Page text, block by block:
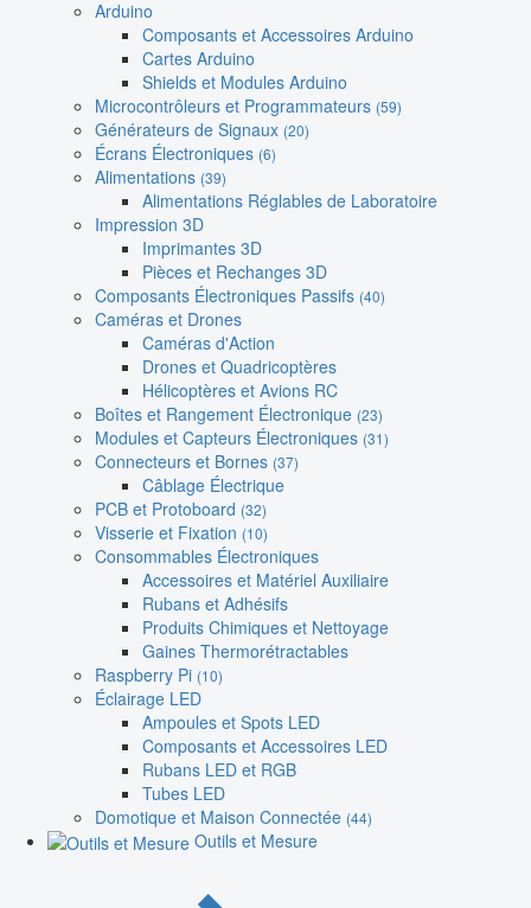
Arduino
Composants et Accessoires Arduino
Cartes Arduino
Shields et Modules Arduino
Microcontrôleurs et Programmateurs (59)
Générateurs de Signaux (20)
Écrans Électroniques (6)
Alimentations (39)
Alimentations Réglables de Laboratoire
Impression 3D
Imprimantes 3D
Pièces et Rechanges 3D
Composants Électroniques Passifs (40)
Caméras et Drones
Caméras d'Action
Drones et Quadricoptères
Hélicoptères et Avions RC
Boîtes et Rangement Électronique (23)
Modules et Capteurs Électroniques (31)
Connecteurs et Bornes (37)
Câblage Électrique
PCB et Protoboard (32)
Visserie et Fixation (10)
Consommables Électroniques
Accessoires et Matériel Auxiliaire
Rubans et Adhésifs
Produits Chimiques et Nettoyage
Gaines Thermorétractables
Raspberry Pi (10)
Éclairage LED
Ampoules et Spots LED
Composants et Accessoires LED
Rubans LED et RGB
Tubes LED
Domotique et Maison Connectée (44)
Outils et Mesure